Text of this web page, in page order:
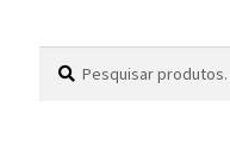
por: